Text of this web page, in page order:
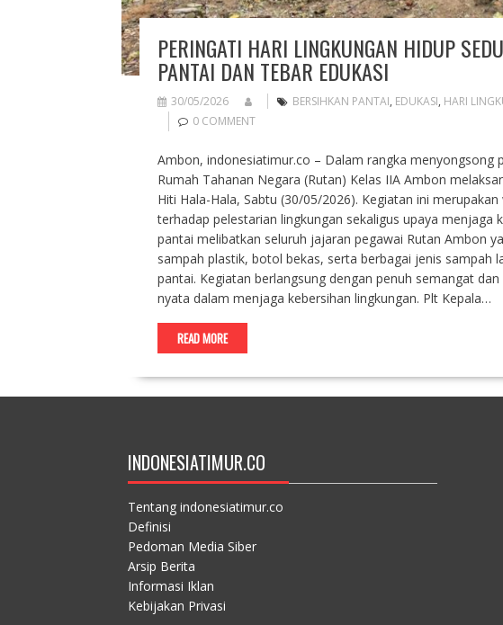
PERINGATI HARI LINGKUNGAN HIDUP
PANTAI DAN TEBAR EDUKASI
30/05/2026 BERSIHKAN PANTAI, EDUKASI, HARI
0 COMMENT
Ambon, indonesiatimur.co – Dalam rangka menyongsong
Rumah Tahanan Negara (Rutan) Kelas IIA Ambon
Hiti Hala-Hala, Sabtu (30/05/2026). Kegiatan ini
terhadap pelestarian lingkungan sekaligus upaya menjaga
pantai melibatkan seluruh jajaran pegawai Rutan Ambon
sampah plastik, botol bekas, serta berbagai jenis sampah
pantai. Kegiatan berlangsung dengan penuh semangat
nyata dalam menjaga kebersihan lingkungan. Plt Kepala…
READ MORE
INDONESIATIMUR.CO
Tentang indonesiatimur.co
Definisi
Pedoman Media Siber
Arsip Berita
Informasi Iklan
Kebijakan Privasi